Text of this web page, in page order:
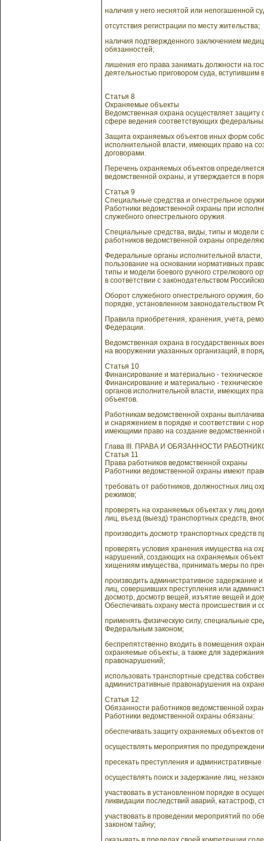
наличия у него неснятой или непогашенной
отсутствия регистрации по месту жительства;
наличия подтвержденного заключением
обязанностей;
лишения его права занимать должности на
деятельностью приговором суда, вступившим
Статья 8
Охраняемые объекты
Ведомственная охрана осуществляет
сфере ведения соответствующих
Защита охраняемых объектов иных форм
исполнительной власти, имеющих право на
договорами.
Перечень охраняемых объектов
ведомственной охраны, и утверждается в
Статья 9
Специальные средства и огнестрельное
Работники ведомственной охраны при
служебного огнестрельного оружия.
Специальные средства, виды, типы и модели
работников ведомственной охраны
Федеральные органы исполнительной
пользование на основании нормативных
типы и модели боевого ручного стрелкового
в соответствии с законодательством
Оборот служебного огнестрельного оружия,
порядке, установленном законодательством
Правила приобретения, хранения, учета,
Федерации.
Ведомственная охрана в государственных
на вооружении указанных организаций, в
Статья 10
Финансирование и материально -
Финансирование и материально -
органов исполнительной власти, имеющих
объектов.
Работникам ведомственной охраны
и снаряжением в порядке и соответствии с
имеющими право на создание ведомственной
Глава III. ПРАВА И ОБЯЗАННОСТИ
Статья 11
Права работников ведомственной охраны
Работники ведомственной охраны имеют
требовать от работников, должностных лиц
режимов;
проверять на охраняемых объектах у лиц
лиц, въезд (выезд) транспортных средств,
производить досмотр транспортных средств
проверять условия хранения имущества на
нарушений, создающих на охраняемых
хищениям имущества, принимать меры по
производить административное задержание
лиц, совершивших преступления или
досмотр, досмотр вещей, изъятие вещей и
Обеспечивать охрану места происшествия и
применять физическую силу, специальные
Федеральным законом;
беспрепятственно входить в помещения
охраняемые объекты, а также для
правонарушений;
использовать транспортные средства
административные правонарушения на
Статья 12
Обязанности работников ведомственной
Работники ведомственной охраны обязаны:
обеспечивать защиту охраняемых объектов
осуществлять мероприятия по
пресекать преступления и
осуществлять поиск и задержание лиц,
участвовать в установленном порядке в
ликвидации последствий аварий, катастроф,
участвовать в проведении мероприятий по
законом тайну;